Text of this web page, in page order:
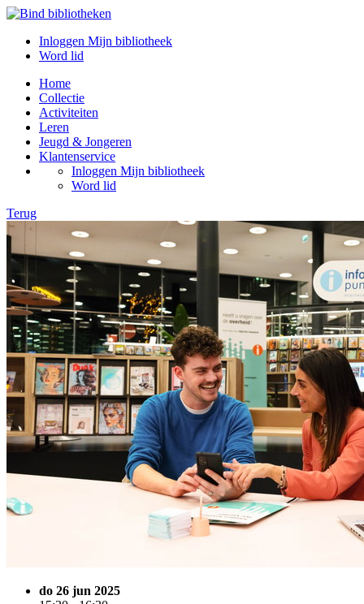
Inloggen Mijn bibliotheek
Word lid
Home
Collectie
Activiteiten
Leren
Jeugd & Jongeren
Klantenservice
Inloggen Mijn bibliotheek
Word lid
Terug
do 26 jun 2025